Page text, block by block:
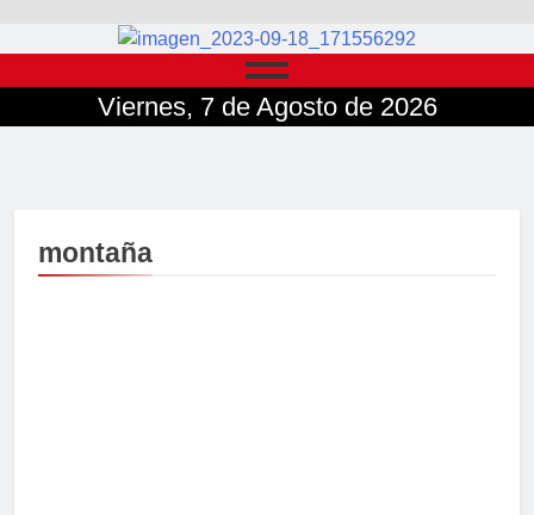
Viernes, 7 de Agosto de 2026
montaña